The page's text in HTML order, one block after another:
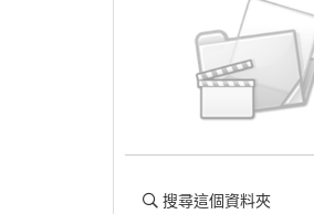
搜尋這個資料夾